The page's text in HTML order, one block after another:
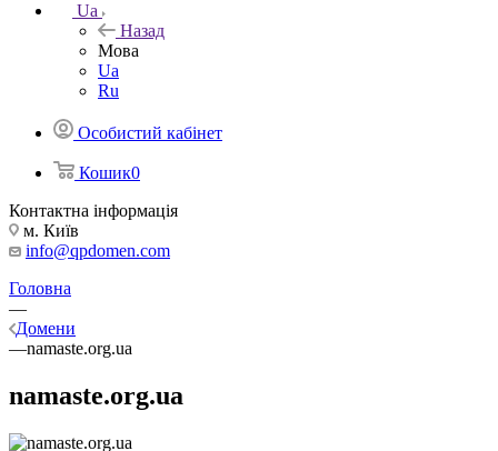
Ua
Назад
Мова
Ua
Ru
Особистий кабінет
Кошик0
Контактна інформація
м. Київ
info@qpdomen.com
Головна
—
Домени
—namaste.org.ua
namaste.org.ua